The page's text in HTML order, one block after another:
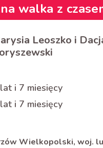
walka z
Leoszko i
i 7 miesięcy
i 7 miesięcy
Wielkopolski, woj.